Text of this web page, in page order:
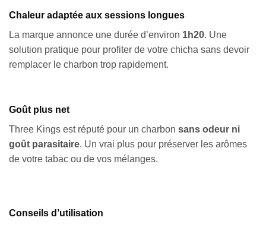
Chaleur adaptée aux sessions longues
La marque annonce une durée d’environ 1h20. Une
solution pratique pour profiter de votre chicha sans devoir
remplacer le charbon trop rapidement.
Goût plus net
Three Kings est réputé pour un charbon sans odeur ni
goût parasitaire. Un vrai plus pour préserver les arômes
de votre tabac ou de vos mélanges.
Conseils d’utilisation